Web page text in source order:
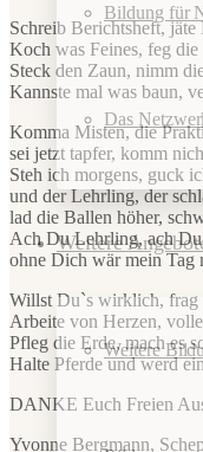
Bildung für
Das
Weitere
Weitere
Schreib Berichtsheft, jäte
Koch was Feines, feg
Steck den Zaun, nimm
Kannste mal was baun,
Komma Misten, die
sei jetzt tapfer, komm
Steh ich morgens, guck
und der Lehrling, der
lad die Ballen höher,
Ach Du Lehrling, ach
ohne Dich wär mein Tag
Willst Du`s wirklich, frag
Arbeite von Herzen,
Pfleg die Erde, mach es
Halte Pferde und werd
DANKE Euch Freien
Yvonne Bergmann,